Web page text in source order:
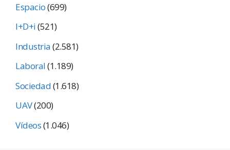
Espacio(699)
I+D+i(521)
Industria(2.581)
Laboral(1.189)
Sociedad(1.618)
UAV(200)
Vídeos(1.046)